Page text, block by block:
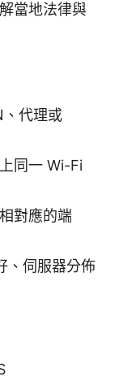
當地法律與
、代理或
同一 Wi-Fi
對應的端
、伺服器分佈